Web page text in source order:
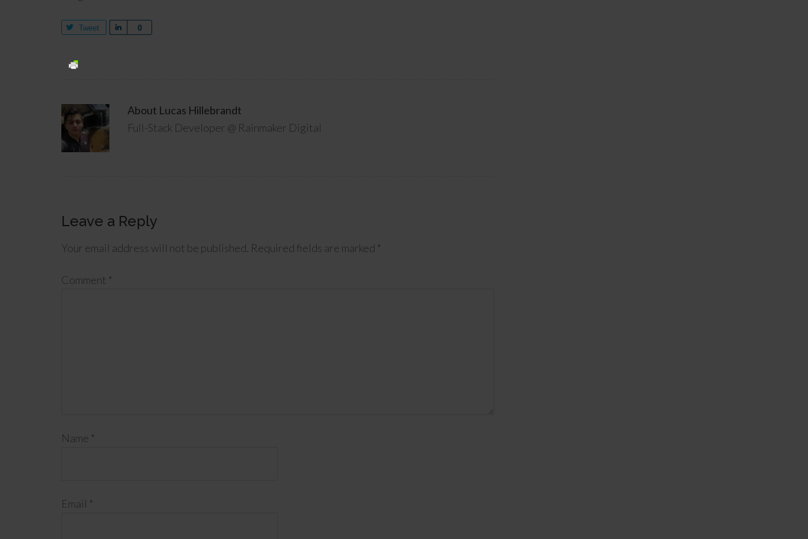
Tweet 0
Share
About Lucas Hillebrandt
Full-Stack Developer @ Rainmaker Digital
Leave a Reply
Your email address will not be published. Required fields are marked *
Comment *
Name *
Email *